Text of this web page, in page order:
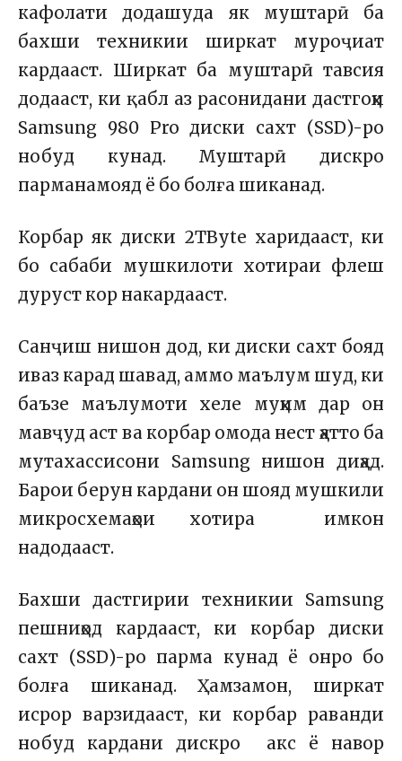
кафолати додашуда як муштарӣ ба
бахши техникии ширкат муроҷиат
кардааст. Ширкат ба муштарӣ тавсия
додааст, ки қабл аз расонидани дастгоҳи
Samsung 980 Pro диски сахт (SSD)-ро
нобуд кунад. Муштарӣ дискро
парманамояд ё бо болға шиканад.
Корбар як диски 2TByte харидааст, ки
бо сабаби мушкилоти хотираи флеш
дуруст кор накардааст.
Санҷиш нишон дод, ки диски сахт бояд
иваз карад шавад, аммо маълум шуд, ки
баъзе маълумоти хеле муҳим дар он
мавҷуд аст ва корбар омода нест ҳатто ба
мутахассисони Samsung нишон диҳад.
Барои берун кардани он шояд мушкили
микросхемаҳои хотира имкон
надодааст.
Бахши дастгирии техникии Samsung
пешниҳод кардааст, ки корбар диски
сахт (SSD)-ро парма кунад ё онро бо
болға шиканад. Ҳамзамон, ширкат
исрор варзидааст, ки корбар раванди
нобуд кардани дискро акс ё навор